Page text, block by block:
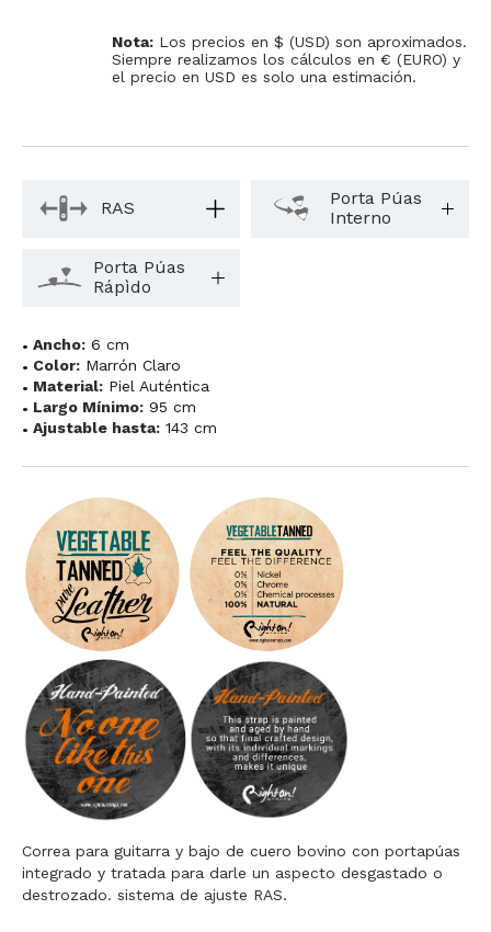
Nota: Los precios en $ (USD) son aproximados.
Siempre realizamos los cálculos en € (EURO) y
el precio en USD es solo una estimación.
RAS
Porta Púas
Interno
Porta Púas
Rápìdo
Ancho: 6 cm
Color: Marrón Claro
Material: Piel Auténtica
Largo Mínimo: 95 cm
Ajustable hasta: 143 cm
Correa para guitarra y bajo de cuero bovino con portapúas
integrado y tratada para darle un aspecto desgastado o
destrozado. sistema de ajuste RAS.